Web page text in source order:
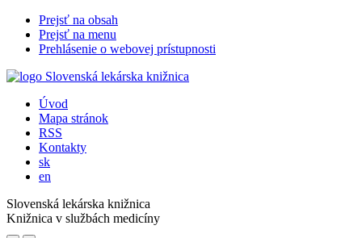
Prejsť na obsah
Prejsť na menu
Prehlásenie o webovej prístupnosti
Úvod
Mapa stránok
RSS
Kontakty
sk
en
Slovenská lekárska knižnica
Knižnica v službách medicíny